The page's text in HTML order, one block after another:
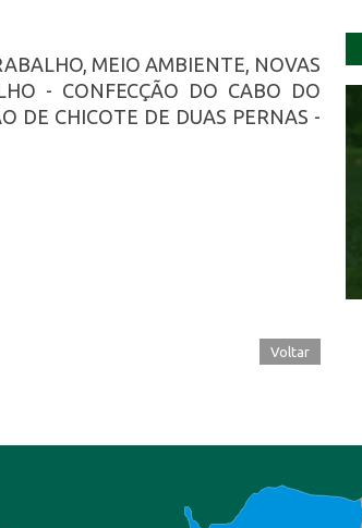
MEIO AMBIENTE, NOVAS
- CONFECÇÃO DO CABO DO
DE CHICOTE DE DUAS PERNAS -
Voltar